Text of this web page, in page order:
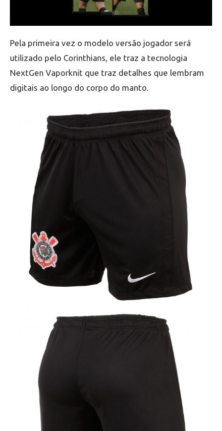
Pela primeira vez o modelo versão jogador será
utilizado pelo Corinthians, ele traz a tecnologia
NextGen Vaporknit que traz detalhes que lembram
digitais ao longo do corpo do manto.